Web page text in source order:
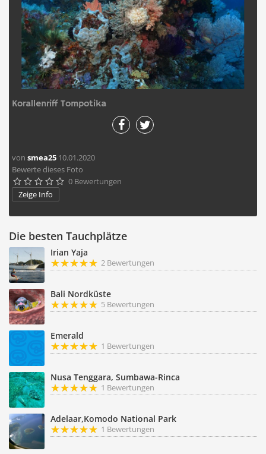
Korallenriff Tompotika
von smea25 10.01.2020
Bewerte dieses Foto
     0 Bewertungen
Zeige Info
Die besten Tauchplätze
Irian Yaja
2 Bewertungen
Bali Nordküste
5 Bewertungen
Emerald
1 Bewertungen
Nusa Tenggara, Sumbawa-Rinca
1 Bewertungen
Adelaar,Komodo National Park
1 Bewertungen